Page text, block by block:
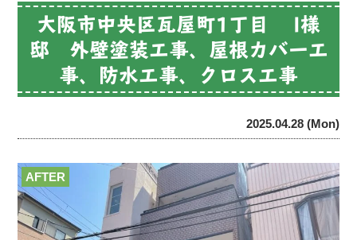
大阪市中央区瓦屋町1丁目 I様
邸 外壁塗装工事、屋根カバー工
事、防水工事、クロス工事
2025.04.28 (Mon)
AFTER